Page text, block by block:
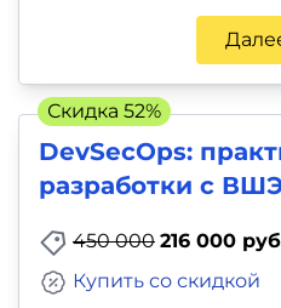
DevSecOps:
разработки с
450 000 216 000
Купить со скидкой
Скидка 52%